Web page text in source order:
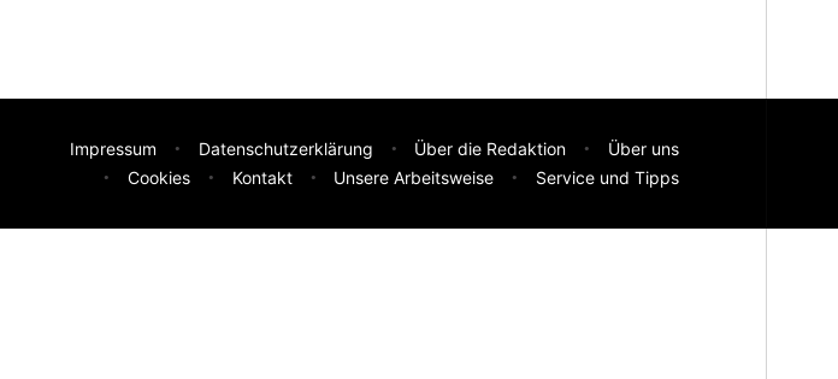
Impressum Datenschutzerklärung Über die Redaktion
Über uns
Cookies
Kontakt Unsere Arbeitsweise Service und Tipps